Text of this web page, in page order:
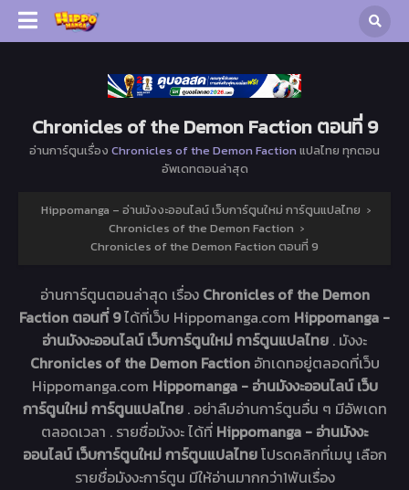
Chronicles of the Demon Faction ตอนที่ 9
อ่านการ์ตูนเรื่อง Chronicles of the Demon Faction แปลไทย ทุกตอน
อัพเดทตอนล่าสุด
Hippomanga – อ่านมังงะออนไลน์ เว็บการ์ตูนใหม่ การ์ตูนแปลไทย ›
Chronicles of the Demon Faction ›
Chronicles of the Demon Faction ตอนที่ 9
อ่านการ์ตูนตอนล่าสุด เรื่อง Chronicles of the Demon
Faction ตอนที่ 9ได้ที่เว็บ Hippomanga.com Hippomanga -
อ่านมังงะออนไลน์ เว็บการ์ตูนใหม่ การ์ตูนแปลไทย . มังงะ
Chronicles of the Demon Faction อัทเดทอยู่ตลอดที่เว็บ
Hippomanga.com Hippomanga - อ่านมังงะออนไลน์ เว็บ
การ์ตูนใหม่ การ์ตูนแปลไทย . อย่าลืมอ่านการ์ตูนอื่น ๆ มีอัพเดท
ตลอดเวลา . รายชื่อมังงะ ได้ที่ Hippomanga - อ่านมังงะ
ออนไลน์ เว็บการ์ตูนใหม่ การ์ตูนแปลไทยโปรดคลิกที่เมนู เลือก
รายชื่อมังงะการ์ตูน มีให้อ่านมากกว่า1พันเรื่อง